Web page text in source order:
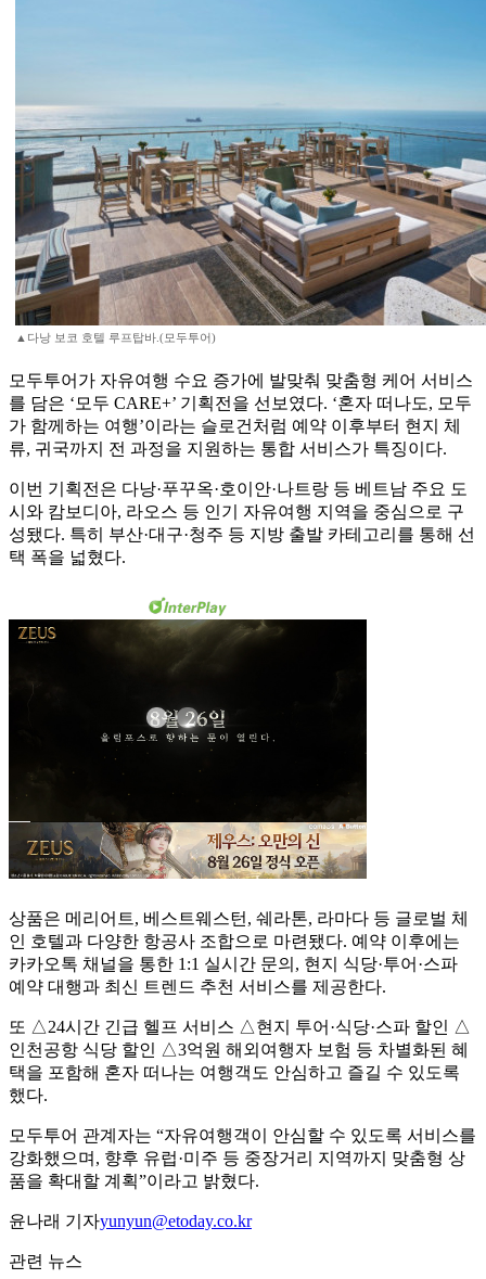
▲다낭 보코 호텔 루프탑바.(모두투어)
모두투어가 자유여행 수요 증가에 발맞춰 맞춤형 케어 서비스
를 담은 ‘모두 CARE+’ 기획전을 선보였다. ‘혼자 떠나도, 모두
가 함께하는 여행’이라는 슬로건처럼 예약 이후부터 현지 체
류, 귀국까지 전 과정을 지원하는 통합 서비스가 특징이다.
이번 기획전은 다낭·푸꾸옥·호이안·나트랑 등 베트남 주요 도
시와 캄보디아, 라오스 등 인기 자유여행 지역을 중심으로 구
성됐다. 특히 부산·대구·청주 등 지방 출발 카테고리를 통해 선
택 폭을 넓혔다.
상품은 메리어트, 베스트웨스턴, 쉐라톤, 라마다 등 글로벌 체
인 호텔과 다양한 항공사 조합으로 마련됐다. 예약 이후에는
카카오톡 채널을 통한 1:1 실시간 문의, 현지 식당·투어·스파
예약 대행과 최신 트렌드 추천 서비스를 제공한다.
또 △24시간 긴급 헬프 서비스 △현지 투어·식당·스파 할인 △
인천공항 식당 할인 △3억원 해외여행자 보험 등 차별화된 혜
택을 포함해 혼자 떠나는 여행객도 안심하고 즐길 수 있도록
했다.
모두투어 관계자는 “자유여행객이 안심할 수 있도록 서비스를
강화했으며, 향후 유럽·미주 등 중장거리 지역까지 맞춤형 상
품을 확대할 계획”이라고 밝혔다.
윤나래 기자yunyun@etoday.co.kr
관련 뉴스